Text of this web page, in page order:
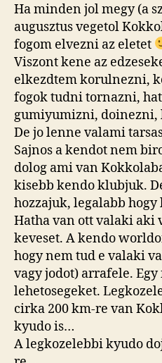
Ha minden jol megy (a
augusztus vegetol
fogom elvezni az eletet
Viszont kene az
elkezdtem korulnezni,
fogok tudni tornazni,
gumiyumizni, doinezni,
De jo lenne valami
Sajnos a kendot nem
dolog ami van
kisebb kendo klubjuk.
hozzajuk, legalabb hogy
Hatha van ott valaki aki
keveset. A kendo
hogy nem tud e valaki
vagy jodot) arrafele.
lehetosegeket.
cirka 200 km-re van
kyudo is…
A legkozelebbi kyudo